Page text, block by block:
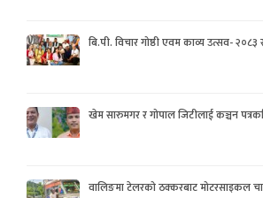
बि.पी. विचार गोष्ठी एवम काव्य उत्सव- २०८३
खेम सारुमगर र गोपाल जिटीलाई कञ्चन
वालिङमा टेलरको ठक्करबाट मोटरसाइकल